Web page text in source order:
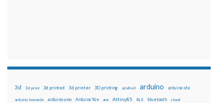
3d 3d print 3d printed 3d printer 3D printing adafruit arduino arduino ide
arduino leonardo arduino uno Arduino Yún arm Attiny85 BLE bluetooth cloud